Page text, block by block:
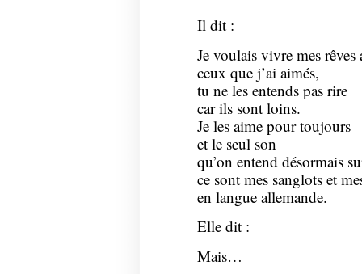
Il dit :
Je voulais vivre mes rêves
ceux que j’ai aimés,
tu ne les entends pas rire
car ils sont loins.
Je les aime pour toujours
et le seul son
qu’on entend désormais
ce sont mes sanglots et
en langue allemande.
Elle dit :
Mais…